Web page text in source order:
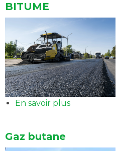
BITUME
En savoir plus
Gaz butane